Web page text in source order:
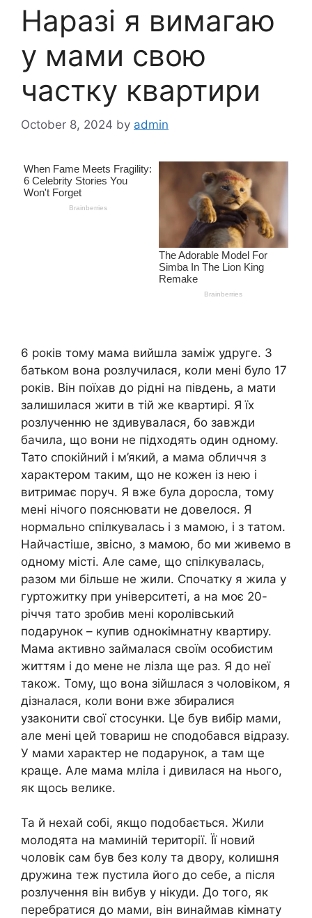
Наразі я вимагаю
у мами свою
частку квартири
October 8, 2024 by admin
6 років тому мама вийшла заміж удруге. З
батьком вона розлучилася, коли мені було 17
років. Він поїхав до рідні на південь, а мати
залишилася жити в тій же квартирі. Я їх
розлученню не здивувалася, бо завжди
бачила, що вони не підходять один одному.
Тато спокійний і м’який, а мама обличчя з
характером таким, що не кожен із нею і
витримає поруч. Я вже була доросла, тому
мені нічого пояснювати не довелося. Я
нормально спілкувалась і з мамою, і з татом.
Найчастіше, звісно, з мамою, бо ми живемо в
одному місті. Але саме, що спілкувалась,
разом ми більше не жили. Спочатку я жила у
гуртожитку при університеті, а на моє 20-
річчя тато зробив мені королівський
подарунок – купив однокімнатну квартиру.
Мама активно займалася своїм особистим
життям і до мене не лізла ще раз. Я до неї
також. Тому, що вона зійшлася з чоловіком, я
дізналася, коли вони вже збиралися
узаконити свої стосунки. Це був вибір мами,
але мені цей товариш не сподобався відразу.
У мами характер не подарунок, а там ще
краще. Але мама мліла і дивилася на нього,
як щось велике.
Та й нехай собі, якщо подобається. Жили
молодята на маминій території. Її новий
чоловік сам був без колу та двору, колишня
дружина теж пустила його до себе, а після
розлучення він вибув у нікуди. До того, як
перебратися до мами, він винаймав кімнату